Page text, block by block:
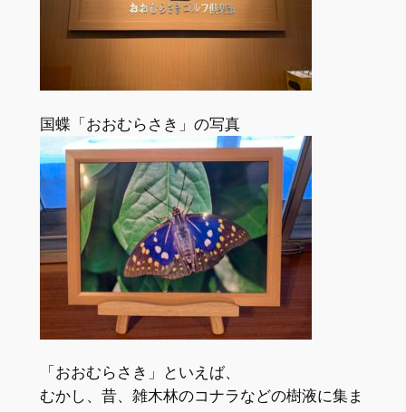
国蝶「おおむらさき」の写真
「おおむらさき」といえば、
むかし、昔、雑木林のコナラなどの樹液に集ま